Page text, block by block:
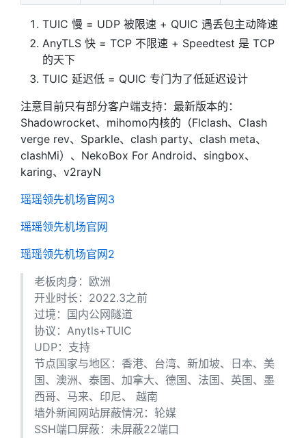
TUIC 慢 = UDP 被限速 + QUIC 遇丢包主动降速
AnyTLS 快 = TCP 不限速 + Speedtest 是 TCP
的天下
TUIC 延迟低 = QUIC 专门为了低延迟设计
注意目前只有部分客户端支持：最新版本的：
Shadowrocket、mihomo内核的（Flclash、Clash
verge rev、Sparkle、clash party、clash meta、
clashMi）、NekoBox For Android、singbox、
karing、v2rayN
瑶瑶领先机场官网3
瑶瑶领先机场官网
瑶瑶领先机场官网2
老板肉身：欧洲
开业时长：2022.3之前
过境：国内公网隧道
协议：Anytls+TUIC
UDP：支持
节点国家与地区：香港、台湾、新加坡、日本、美
国、澳洲、泰国、加拿大、德国、法国、英国、墨
西哥、马来、印尼、 越南
墙外新闻网站屏蔽情况：轮媒
SSH端口屏蔽：未屏蔽22端口